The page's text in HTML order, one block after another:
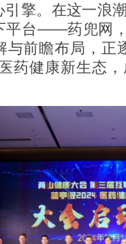
引擎。在这一浪
平台——药兜网
与前瞻布局，正
药健康新生态